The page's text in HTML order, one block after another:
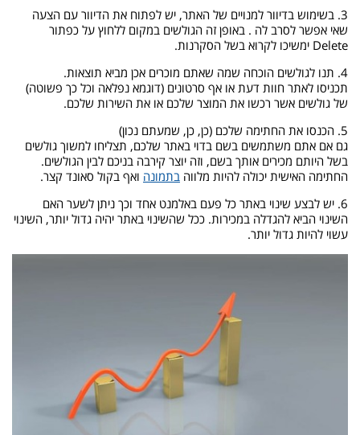
3. בשימוש בדיוור למנויים של האתר, יש לפתוח את הדיוור עם הצעה
שאי אפשר לסרב לה . באופן זה הגולשים במקום ללחוץ על כפתור
Delete ימשיכו לקרוא בשל הסקרנות.
4. תנו לגולשים הוכחה שמה שאתם מוכרים אכן מביא תוצאות.
תכניסו לאתר חוות דעת או אף סרטונים (דוגמא נפלאה וכל כך פשוטה)
של גולשים אשר רכשו את המוצר שלכם או את השירות שלכם.
5. הכנסו את החתימה שלכם (כן, כן, שמעתם נכון)
גם אם אתם משתמשים בשם בדוי באתר שלכם, תצליחו למשוך גולשים
בשל היותם מכירים אותך בשם, וזה יוצר קירבה בניכם לבין הגולשים.
החתימה האישית יכולה להיות מלווה בתמונה ואף בקול סאונד קצר.
6. יש לבצע שינוי באתר כל פעם באלמנט אחד וכך ניתן לשער האם
השינוי הביא להגדלה במכירות. ככל שהשינוי באתר יהיה גדול יותר, השינוי
עשוי להיות גדול יותר.